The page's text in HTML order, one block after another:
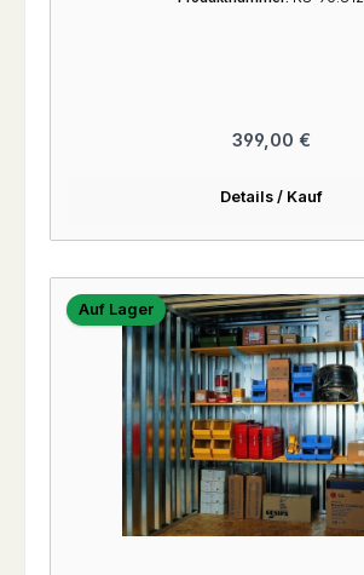
Regulärer Preis:
399,00 €
Details / Kauf
Auf Lager